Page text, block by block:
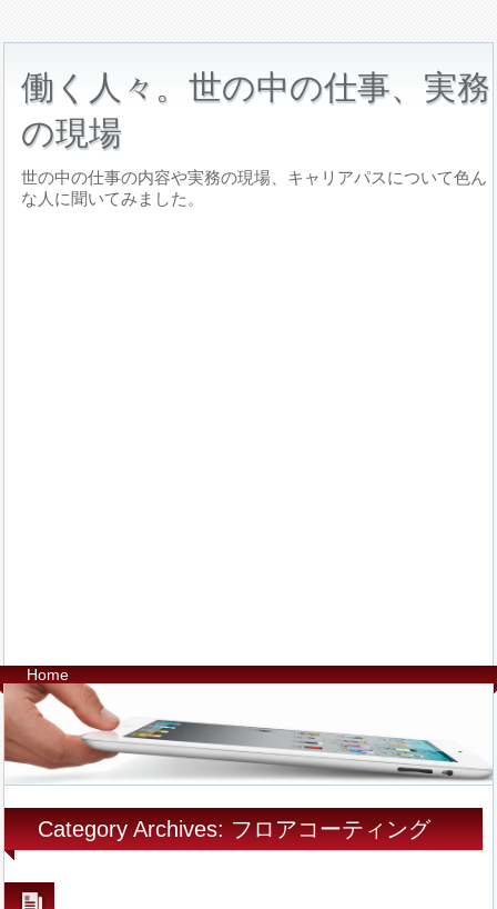
働く人々。世の中の仕事、実務
の現場
世の中の仕事の内容や実務の現場、キャリアパスについて色ん
な人に聞いてみました。
Home
Category Archives: フロアコーティング